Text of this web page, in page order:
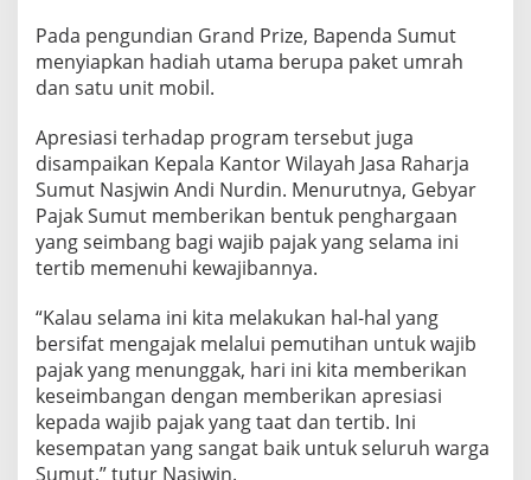
Pada pengundian Grand Prize, Bapenda Sumut
menyiapkan hadiah utama berupa paket umrah
dan satu unit mobil.
Apresiasi terhadap program tersebut juga
disampaikan Kepala Kantor Wilayah Jasa Raharja
Sumut Nasjwin Andi Nurdin. Menurutnya, Gebyar
Pajak Sumut memberikan bentuk penghargaan
yang seimbang bagi wajib pajak yang selama ini
tertib memenuhi kewajibannya.
“Kalau selama ini kita melakukan hal-hal yang
bersifat mengajak melalui pemutihan untuk wajib
pajak yang menunggak, hari ini kita memberikan
keseimbangan dengan memberikan apresiasi
kepada wajib pajak yang taat dan tertib. Ini
kesempatan yang sangat baik untuk seluruh warga
Sumut,” tutur Nasjwin.